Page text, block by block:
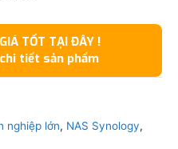
TỐT TẠI ĐÂY !
tiết sản phẩm
nghiệp lớn, NAS Synology,